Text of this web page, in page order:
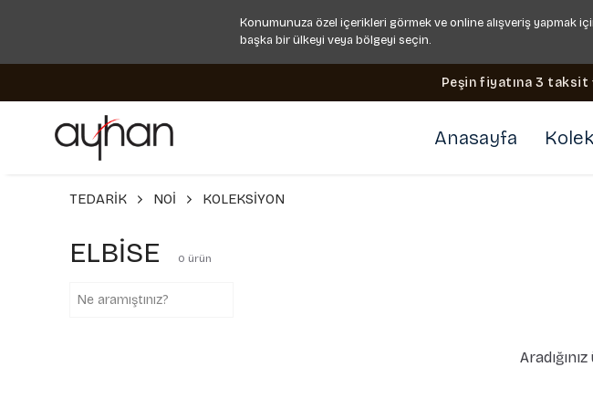
Konumunuza özel içerikleri görmek ve online alışveriş yapmak
başka bir ülkeyi veya bölgeyi seçin.
Peşin fiyatına 3 taksit
Anasayfa
TEDARİK NOİ KOLEKSİYON
ELBİSE 0 ürün